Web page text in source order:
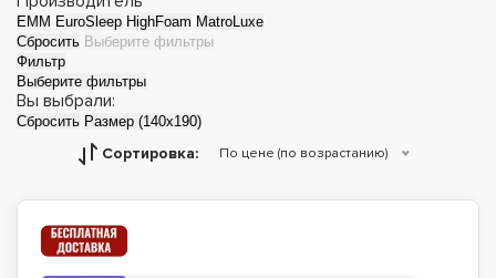
EMM EuroSleep HighFoam MatroLuxe
Сбросить Выберите фильтры
Фильтр
Выберите фильтры
Вы выбрали:
Сбросить Размер (140x190)
Сортировка: По цене (по возрастанию)